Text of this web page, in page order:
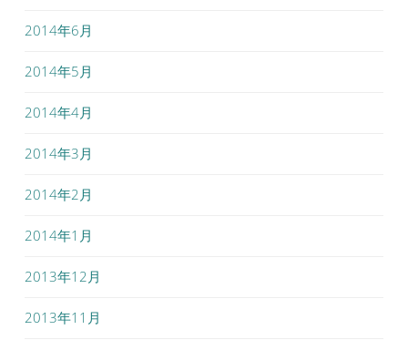
2014年6月
2014年5月
2014年4月
2014年3月
2014年2月
2014年1月
2013年12月
2013年11月